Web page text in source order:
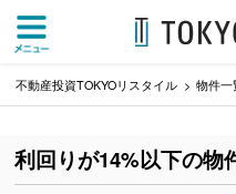
不動産投資TOKYOリスタイル 物件一
利回りが14%以下の物